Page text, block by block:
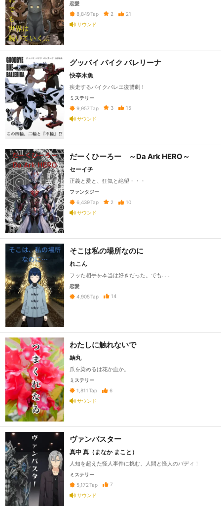
恋愛
8,849Tap 2
21
サウンド
グッバイ バイク バレリーナ
快亭木魚
疾走するバイクバレエ復讐劇！
ミステリー
9,957 Tap 3
15
サウンド
だーくひーろー ～Da Ark HERO～
セーイチ
正義と愛と、狂気と絶望・・・
ファンタジー
6,439Tap 2
10
サウンド
そこは私の場所なのに
れこん
フッた相手を本当は好きだった。でも……
恋愛
4,905Tap 14
わたしに触れないで
結丸
爪を染めるは花か血か。
ミステリー
1,811 Tap
6
サウンド
ヴァンバスター
真中 真（まなか まこと）
人知を超えた怪人事件に挑む、人間と怪人のバディ！
ミステリー
5,172 Tap
7
サウンド